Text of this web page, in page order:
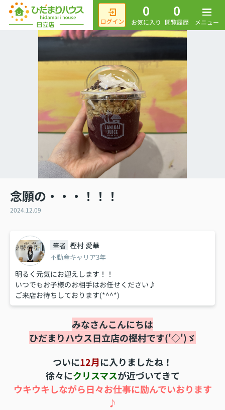
0
お気に入り
0
閲覧履歴 メニュー
念願の・・・！！！
2024.12.09
筆者 樫村 愛華
不動産キャリア3年
明るく元気にお迎えします！！
いつでもお子様のお相手はお任せください♪
ご来店お待ちしております(*^^*)
みなさんこんにちは
ひだまりハウス日立店の樫村です('◇')ゞ
ついに12月に入りましたね！
徐々にクリスマスが近づいてきて
ウキウキしながら日々お仕事に励んでいおります
♪